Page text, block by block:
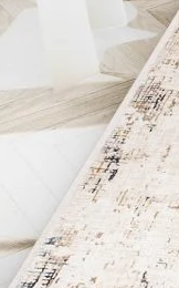
Les cookies
ne stockent
Les cookies
comme
Les cookies
rapportant